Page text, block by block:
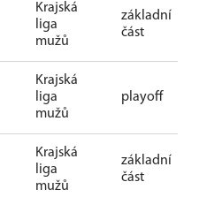
Krajská
liga
mužů
základní
část
Krajská
liga
mužů
playoff
Krajská
liga
mužů
základní
část